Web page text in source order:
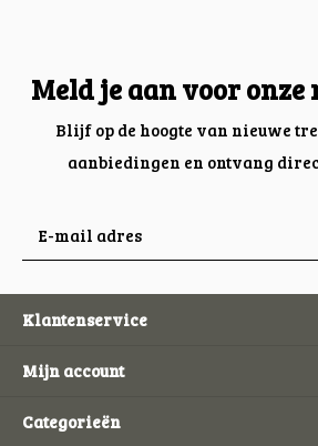
Meld je aan voor
Blijf op de hoogte van nieuwe
aanbiedingen en ontvang
Klantenservice
Mijn account
Categorieën